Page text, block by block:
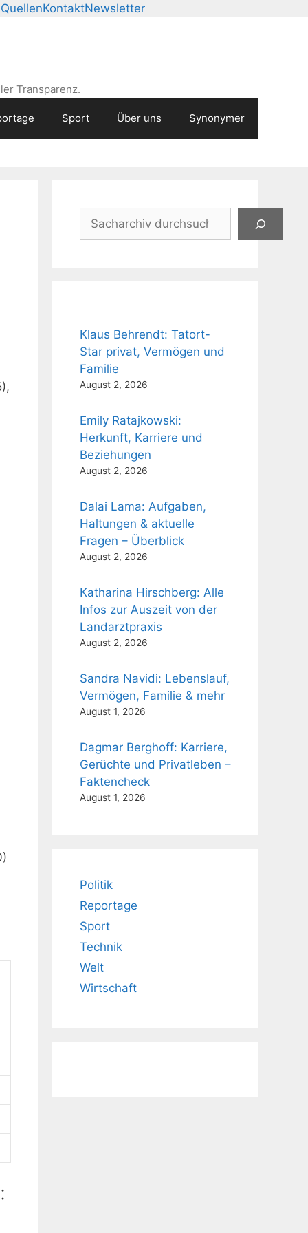
QuellenKontaktNewsletter
Transparenz.
Sport Über uns Synonymer
Suchen
Klaus Behrendt: Tatort-
Star privat, Vermögen und
Familie
August 2, 2026
Emily Ratajkowski:
Herkunft, Karriere und
Beziehungen
August 2, 2026
Dalai Lama: Aufgaben,
Haltungen & aktuelle
Fragen – Überblick
August 2, 2026
Katharina Hirschberg: Alle
Infos zur Auszeit von der
Landarztpraxis
August 2, 2026
Sandra Navidi: Lebenslauf,
Vermögen, Familie & mehr
August 1, 2026
Dagmar Berghoff: Karriere,
Gerüchte und Privatleben –
Faktencheck
August 1, 2026
Politik
Reportage
Sport
Technik
Welt
Wirtschaft